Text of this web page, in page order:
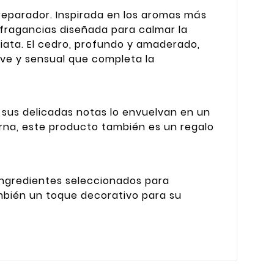
Inspirada en los aromas más
diseñada para calmar la
El cedro, profundo y amaderado,
y sensual que completa la
delicadas notas lo envuelvan en un
este producto también es un regalo
seleccionados para
un toque decorativo para su